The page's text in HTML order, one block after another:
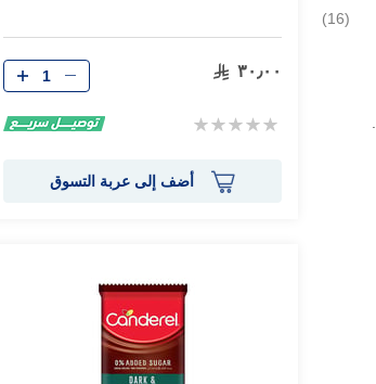
٣٠٫٠٠
Rating:
الكمية
أضف إلى عربة التسوق
16قطع